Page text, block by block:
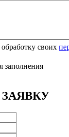
своих
заполнения